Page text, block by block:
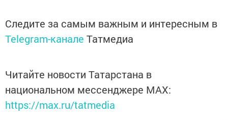
Следите за самым важным и интересным в
Telegram-канале Татмедиа
Читайте новости Татарстана в
национальном мессенджере MАХ:
https://max.ru/tatmedia